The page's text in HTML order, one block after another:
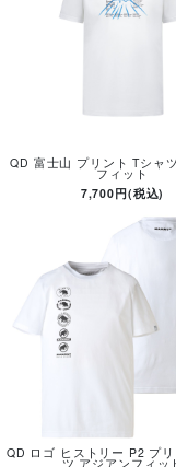
QD 富士山 プリント Tシャ
フィット
7,700円(税込)
QD ロゴ ヒストリー P2 プリ
ツ アジアンフィッ